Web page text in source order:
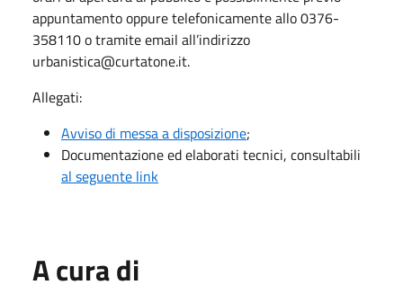
appuntamento oppure telefonicamente allo 0376-
358110 o tramite email all’indirizzo
urbanistica@curtatone.it.
Allegati:
Avviso di messa a disposizione;
Documentazione ed elaborati tecnici, consultabili
al seguente link
A cura di